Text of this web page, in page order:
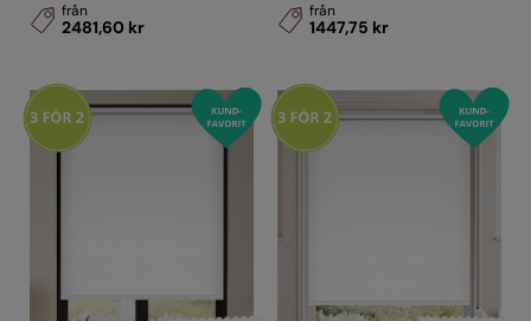
från
2481,60 kr
från
1447,75 kr